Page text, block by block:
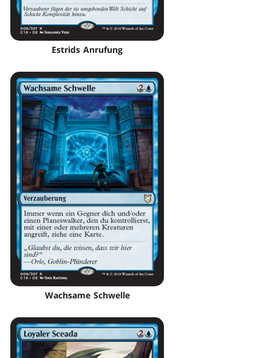
Estrids Anrufung
Wachsame Schwelle